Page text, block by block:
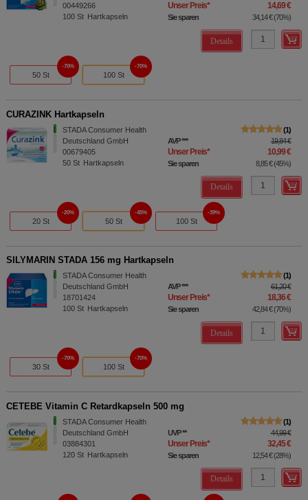
00449266
100 St Hartkapseln
Unser Preis* 14,69 €
Sie sparen 34,14 €(70%)
Details
50 St
70%
100 St
70%
CURAZINK Hartkapseln
STADA Consumer Health
Deutschland GmbH
00679405
50 St Hartkapseln
1
AVP*** 19,84 €
Unser Preis* 10,99 €
Sie sparen 8,85 €(45%)
Details
20 St
20%
50 St
45%
100 St
39%
SILYMARIN STADA 156 mg Hartkapseln
STADA Consumer Health
Deutschland GmbH
18701424
100 St Hartkapseln
1
AVP*** 61,20 €
Unser Preis* 18,36 €
Sie sparen 42,84 €(70%)
Details
30 St
70%
100 St
70%
CETEBE Vitamin C Retardkapseln 500 mg
STADA Consumer Health
Deutschland GmbH
03884301
120 St Hartkapseln
1
UVP** 44,99 €
Unser Preis* 32,45 €
Sie sparen 12,54 €(28%)
Details